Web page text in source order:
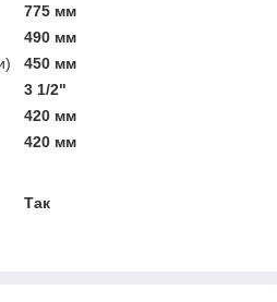
775 мм
490 мм
450 мм
3 1/2"
420 мм
420 мм
Так